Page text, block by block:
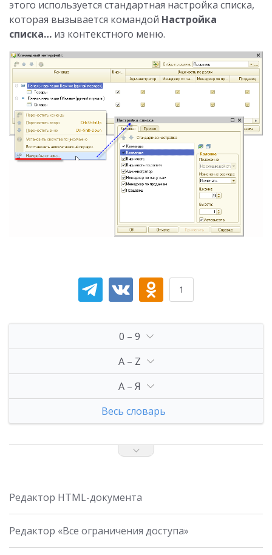
этого используется стандартная настройка списка,
которая вызывается командой Настройка
списка… из контекстного меню.
1
0 – 9
A – Z
А – Я
Весь словарь
Редактор HTML-документа
Редактор «Все ограничения доступа»